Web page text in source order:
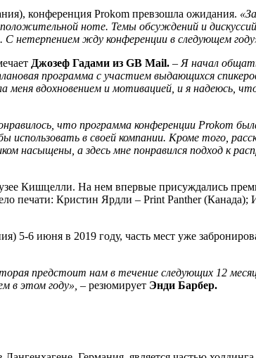
конференция Prokom превзошла ожидания.
ноте. Темы обсуждений и
нетерпением жду конференции в следующем
Джозеф Гадами из GB Mail. – Я начал
программа с участием выдающихся
меня вдохновением и мотивацией, и я надеюсь,
что программа конференции Prokom
в своей компании. Кроме того,
насыщены, а здесь мне понравился подход к
Кишцелли. На нем впервые присуждались
печати: Кристин Ярдли – Print Panther
5-6 июня в 2019 году, часть мест уже
предстоит нам в течение следующих 12
в этом году», – резюмирует Энди Барбер.